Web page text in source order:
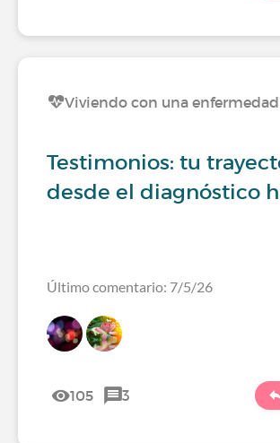
Viviendo con una
Testimonios: tu
desde el diagnóstico
Último comentario: 7/5/26
105 3